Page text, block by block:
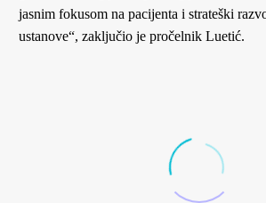
jasnim fokusom na pacijenta i strateški
ustanove“, zaključio je pročelnik Luetić.